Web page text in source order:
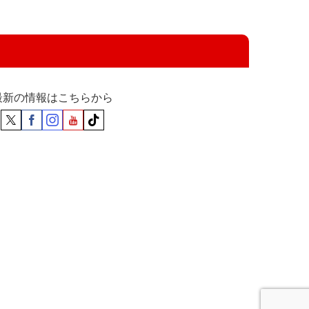
新の情報はこちらから